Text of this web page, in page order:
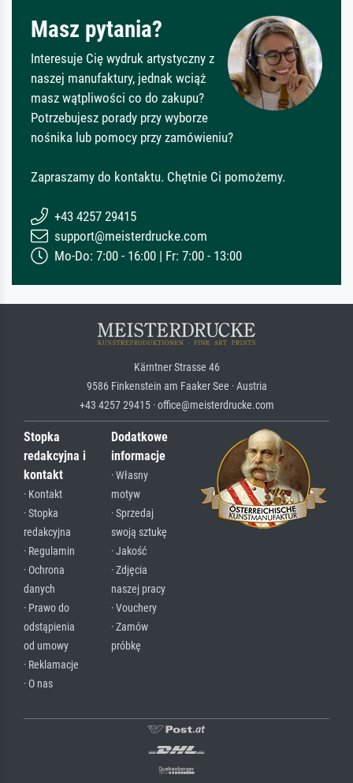
Masz pytania?
Interesuje Cię wydruk artystyczny z
naszej manufaktury, jednak wciąż
masz wątpliwości co do zakupu?
Potrzebujesz porady przy wyborze
nośnika lub pomocy przy zamówieniu?
Zapraszamy do kontaktu. Chętnie Ci pomożemy.
+43 4257 29415
support@meisterdrucke.com
Mo-Do: 7:00 - 16:00 | Fr: 7:00 - 13:00
Kärntner Strasse 46
9586 Finkenstein am Faaker See · Austria
+43 4257 29415 · office@meisterdrucke.com
Stopka
redakcyjna i
kontakt
· Kontakt
· Stopka
redakcyjna
· Regulamin
· Ochrona
danych
· Prawo do
odstąpienia
od umowy
· Reklamacje
· O nas
Dodatkowe
informacje
· Własny
motyw
· Sprzedaj
swoją sztukę
· Jakość
· Zdjęcia
naszej pracy
· Vouchery
· Zamów
próbkę